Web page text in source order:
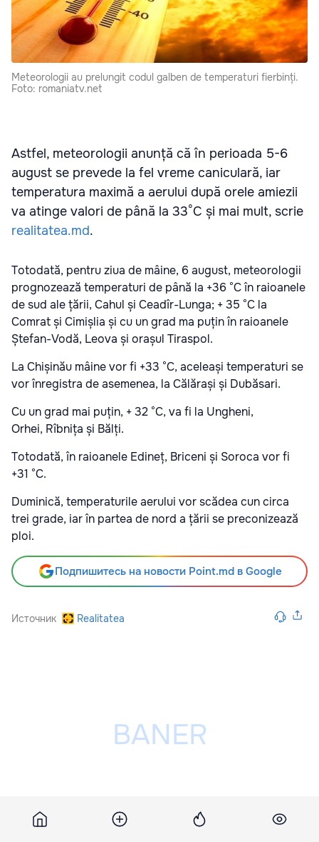
Meteorologii au prelungit codul galben de temperaturi fierbinți.
Foto: romaniatv.net
Astfel, meteorologii anunță că în perioada 5-6
august se prevede la fel vreme caniculară, iar
temperatura maximă a aerului după orele amiezii
va atinge valori de până la 33°C și mai mult, scrie
realitatea.md.
Totodată, pentru ziua de mâine, 6 august, meteorologii
prognozează temperaturi de până la +36 °C în raioanele
de sud ale țării, Cahul și Ceadîr-Lunga; + 35 °C la
Comrat și Cimișlia și cu un grad ma puțin în raioanele
Ștefan-Vodă, Leova și orașul Tiraspol.
La Chișinău mâine vor fi +33 °C, aceleași temperaturi se
vor înregistra de asemenea, la Călărași și Dubăsari.
Cu un grad mai puțin, + 32 °C, va fi la Ungheni,
Orhei, Rîbnița și Bălți.
Totodată, în raioanele Edineț, Briceni și Soroca vor fi
+31 °C.
Duminică, temperaturile aerului vor scădea cun circa
trei grade, iar în partea de nord a țării se preconizează
ploi.
Подпишитесь на новости Point.md в Google
Источник Realitatea